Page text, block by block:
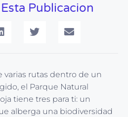
Publicacion
varias rutas dentro de un
el Parque Natural
tiene tres para ti: un
alberga una biodiversidad